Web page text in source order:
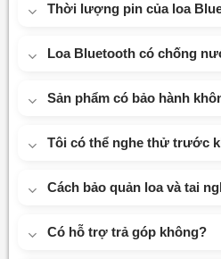
Thời lượng pin của loa
Loa Bluetooth có chống
Sản phẩm có bảo hành
Tôi có thể nghe thử trước
Cách bảo quản loa và tai
Có hỗ trợ trả góp không?